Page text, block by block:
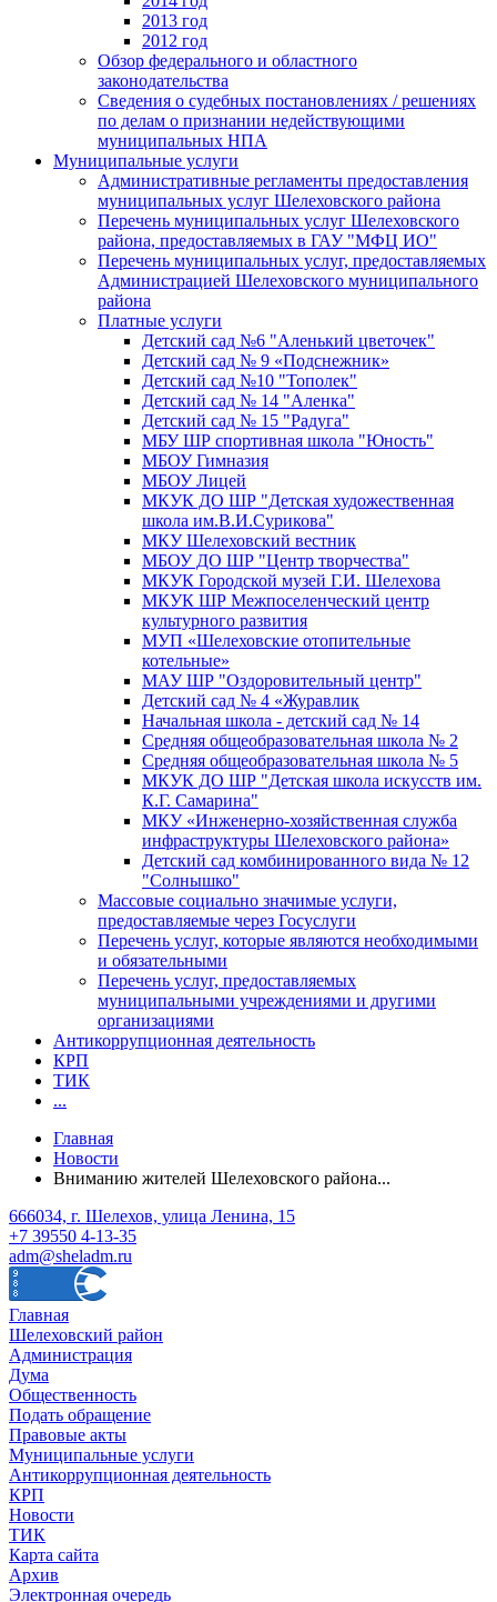
2013 год
2012 год
Обзор федерального и областного
законодательства
Сведения о судебных постановлениях / решениях
по делам о признании недействующими
муниципальных НПА
Муниципальные услуги
Административные регламенты предоставления
муниципальных услуг Шелеховского района
Перечень муниципальных услуг Шелеховского
района, предоставляемых в ГАУ "МФЦ ИО"
Перечень муниципальных услуг, предоставляемых
Администрацией Шелеховского муниципального
района
Платные услуги
Детский сад №6 "Аленький цветочек"
Детский сад № 9 «Подснежник»
Детский сад №10 "Тополек"
Детский сад № 14 "Аленка"
Детский сад № 15 "Радуга"
МБУ ШР спортивная школа "Юность"
МБОУ Гимназия
МБОУ Лицей
МКУК ДО ШР "Детская художественная
школа им.В.И.Сурикова"
МКУ Шелеховский вестник
МБОУ ДО ШР "Центр творчества"
МКУК Городской музей Г.И. Шелехова
МКУК ШР Межпоселенческий центр
культурного развития
МУП «Шелеховские отопительные
котельные»
МАУ ШР "Оздоровительный центр"
Детский сад № 4 «Журавлик
Начальная школа - детский сад № 14
Средняя общеобразовательная школа № 2
Средняя общеобразовательная школа № 5
МКУК ДО ШР "Детская школа искусств им.
К.Г. Самарина"
МКУ «Инженерно-хозяйственная служба
инфраструктуры Шелеховского района»
Детский сад комбинированного вида № 12
"Солнышко"
Массовые социально значимые услуги,
предоставляемые через Госуслуги
Перечень услуг, которые являются необходимыми
и обязательными
Перечень услуг, предоставляемых
муниципальными учреждениями и другими
организациями
Антикоррупционная деятельность
КРП
ТИК
...
Главная
Новости
Вниманию жителей Шелеховского района...
666034, г. Шелехов, улица Ленина, 15
+7 39550 4-13-35
adm@sheladm.ru
Главная
Шелеховский район
Администрация
Дума
Общественность
Подать обращение
Правовые акты
Муниципальные услуги
Антикоррупционная деятельность
КРП
Новости
ТИК
Карта сайта
Архив
Электронная очередь